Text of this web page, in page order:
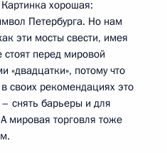
хорошая:
Петербурга. Но нам
эти мосты свести, имея
перед мировой
«двадцатки», потому что
своих рекомендациях это
снять барьеры и для
мировая торговля тоже